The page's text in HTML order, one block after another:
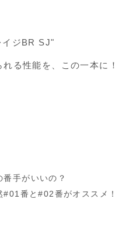
イジBR SJ"
る性能を、この一本に！
手がいいの？
番と#02番がオススメ！